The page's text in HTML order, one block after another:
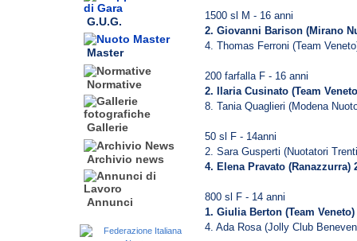
G.U.G.
Master
Normative
Gallerie
Archivio news
Annunci
1500 sl M - 16 anni
2. Giovanni Barison (Mirano
4. Thomas Ferroni (Team
200 farfalla F - 16 anni
2. Ilaria Cusinato (Team
8. Tania Quaglieri (Modena
50 sl F - 14anni
2. Sara Gusperti (Nuotatori
4. Elena Pravato (Ranazzurra)
800 sl F - 14 anni
1. Giulia Berton (Team Veneto)
4. Ada Rosa (Jolly Club